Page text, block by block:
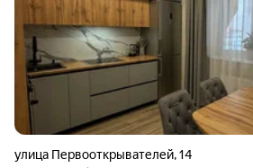
улица Первооткрывателей,14